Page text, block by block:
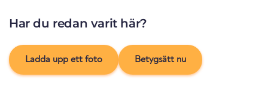
Har du redan varit här?
Ladda upp ett foto Betygsätt nu